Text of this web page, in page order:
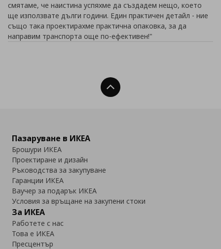
смятаме, че наистина успяхме да създадем нещо, което
ще използвате дълги години. Един практичен детайл - ние
също така проектирахме практична опаковка, за да
направим транспорта още по-ефективен!"
Нагоре
Пазаруване в ИКЕА
Брошури ИКЕА
Проектиране и дизайн
Ръководства за закупуване
Гаранции ИКЕА
Ваучер за подарък ИКЕА
Условия за връщане на закупени стоки
За ИКЕА
Работете с нас
Това е ИКЕА
Пресцентър